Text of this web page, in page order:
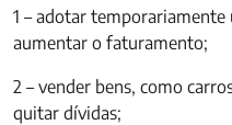
1 – adotar
aumentar o faturamento;
2 – vender bens, como
quitar dívidas;